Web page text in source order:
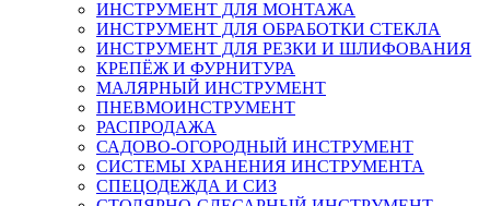
ИНСТРУМЕНТ ДЛЯ МОНТАЖА
ИНСТРУМЕНТ ДЛЯ ОБРАБОТКИ СТЕКЛА
ИНСТРУМЕНТ ДЛЯ РЕЗКИ И ШЛИФОВАНИЯ
КРЕПЁЖ И ФУРНИТУРА
МАЛЯРНЫЙ ИНСТРУМЕНТ
ПНЕВМОИНСТРУМЕНТ
РАСПРОДАЖА
САДОВО-ОГОРОДНЫЙ ИНСТРУМЕНТ
СИСТЕМЫ ХРАНЕНИЯ ИНСТРУМЕНТА
СПЕЦОДЕЖДА И СИЗ